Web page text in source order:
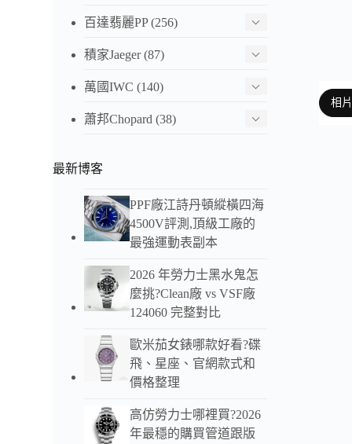
相片
百達翡麗PP(256)
積家Jaeger(87)
萬國IWC (140)
蕭邦Chopard (38)
最新博客
PPF廠江詩丹頓縱橫四海
4500V評測,頂級工廠的
最強運動表副本
2026 年勞力士黑水鬼怎
麼挑?Clean廠 vs VSF廠
124060 完整對比
歐米茄女錶哪款好看?碟
飛、星座、官網款式和
價格整理
高仿勞力士哪裡買?2026
年最穩的購買管道跟版